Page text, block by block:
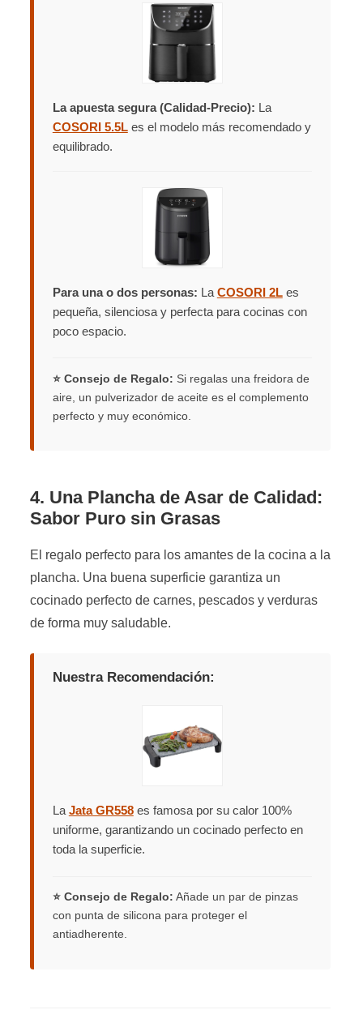
La apuesta segura (Calidad-Precio): La
COSORI 5.5Les el modelo más recomendado y
equilibrado.
Para una o dos personas: La COSORI 2Les
pequeña, silenciosa y perfecta para cocinas con
poco espacio.
⭐ Consejo de Regalo: Si regalas una freidora de
aire, un pulverizador de aceite es el complemento
perfecto y muy económico.
4. Una Plancha de Asar de Calidad:
Sabor Puro sin Grasas
El regalo perfecto para los amantes de la cocina a la
plancha. Una buena superficie garantiza un
cocinado perfecto de carnes, pescados y verduras
de forma muy saludable.
Nuestra Recomendación:
La Jata GR558es famosa por su calor 100%
uniforme, garantizando un cocinado perfecto en
toda la superficie.
⭐ Consejo de Regalo: Añade un par de pinzas
con punta de silicona para proteger el
antiadherente.